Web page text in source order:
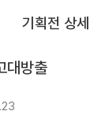
기획전 상세
대방출